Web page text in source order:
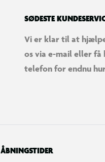
SØDESTE
Vi er klar til at
os via e-mail eller
telefon for endnu
ÅBNINGSTIDER